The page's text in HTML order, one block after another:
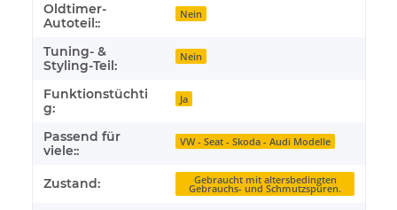
Oldtimer-
Autoteil::
Nein
Tuning- &
Styling-Teil:
Nein
Funktionstüchti
g:
Ja
Passend für
viele::
VW - Seat - Skoda - Audi Modelle
Zustand: Gebraucht mit altersbedingten
Gebrauchs- und Schmutzspuren.